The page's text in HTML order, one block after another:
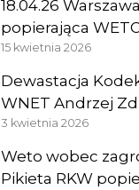
18.04.26
popierająca
15 kwietnia 2026
Dewastacja
WNET Andrzej
3 kwietnia 2026
Weto wobec
Pikieta RKW